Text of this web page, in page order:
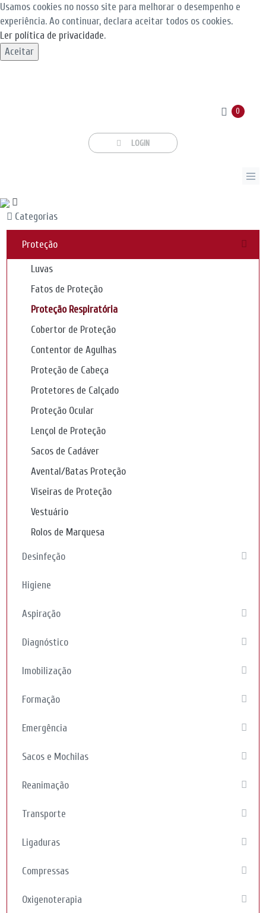
Usamos cookies no nosso site para melhorar o desempenho e
experiência. Ao continuar, declara aceitar todos os cookies.
Ler política de privacidade.
Aceitar
0
LOGIN
Categorias
Proteção
Luvas
Fatos de Proteção
Proteção Respiratória
Cobertor de Proteção
Contentor de Agulhas
Proteção de Cabeça
Protetores de Calçado
Proteção Ocular
Lençol de Proteção
Sacos de Cadáver
Avental/Batas Proteção
Viseiras de Proteção
Vestuário
Rolos de Marquesa
Desinfeção
Higiene
Aspiração
Diagnóstico
Imobilização
Formação
Emergência
Sacos e Mochilas
Reanimação
Transporte
Ligaduras
Compressas
Oxigenoterapia